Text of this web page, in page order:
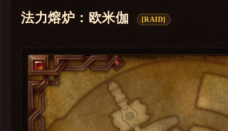
卡兹阿加
解放安德麦
巨龙时代
暗影国度
争霸艾泽拉斯
军团再临
德拉诺之王
法力熔炉：欧米伽 [RAID]